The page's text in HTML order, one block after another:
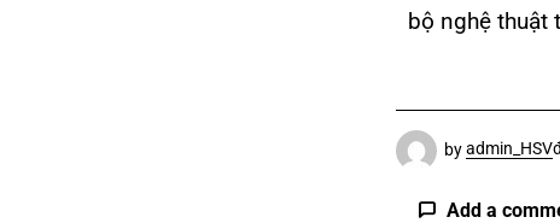
bộ nghệ thuật
byadmin_HSV
Add a